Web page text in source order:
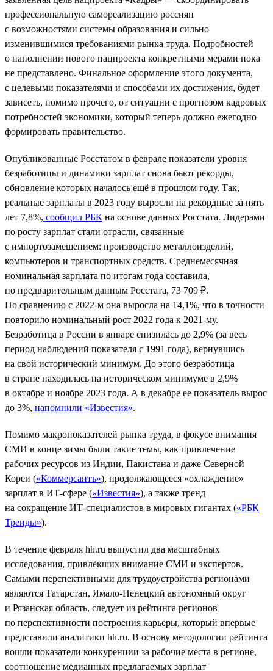
профессиональную самореализацию россиян
с возможностями системы образования и сильно
изменившимися требованиями рынка труда. Подробностей
о наполнении нового нацпроекта конкретными мерами пока
не представлено. Финальное оформление этого документа,
с целевыми показателями и способами их достижения, будет
зависеть, помимо прочего, от ситуации с прогнозом кадровых
потребностей экономики, который теперь должно ежегодно
формировать правительство.
Опубликованные Росстатом в феврале показатели уровня
безработицы и динамики зарплат снова бьют рекорды,
обновление которых началось ещё в прошлом году. Так,
реальные зарплаты в 2023 году выросли на рекордные за пять
лет 7,8%, сообщил РБК на основе данных Росстата. Лидерами
по росту зарплат стали отрасли, связанные
с импортозамещением: производство металлоизделий,
компьютеров и транспортных средств. Среднемесячная
номинальная зарплата по итогам года составила,
по предварительным данным Росстата, 73 709 ₽.
По сравнению с 2022-м она выросла на 14,1%, что в точности
повторило номинальный рост 2022 года к 2021-му.
Безработица в России в январе снизилась до 2,9% (за весь
период наблюдений показателя с 1991 года), вернувшись
на свой исторический минимум. До этого безработица
в стране находилась на историческом минимуме в 2,9%
в октябре и ноябре 2023 года. А в декабре ее показатель вырос
до 3%, напомнили «Известия».
Помимо макропоказателей рынка труда, в фокусе внимания
СМИ в конце зимы были такие темы, как привлечение
рабочих ресурсов из Индии, Пакистана и даже Северной
Кореи («Коммерсантъ»), продолжающееся «охлаждение»
зарплат в ИТ-сфере («Известия»), а также тренд
на сокращение ИТ-специалистов в мировых гигантах («РБК
Тренды»).
В течение февраля hh.ru выпустил два масштабных
исследования, привлёкших внимание СМИ и экспертов.
Самыми перспективными для трудоустройства регионами
являются Татарстан, Ямало-Ненецкий автономный округ
и Рязанская область, следует из рейтинга регионов
по перспективности построения карьеры, который впервые
представили аналитики hh.ru. В основу методологии рейтинга
вошли показатели конкуренции за рабочие места в регионе,
соотношение медианных предлагаемых зарплат